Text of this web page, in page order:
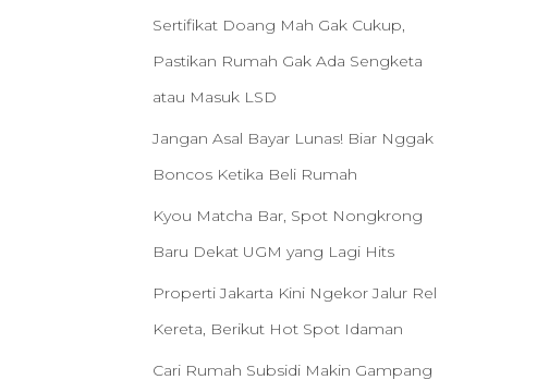
Sertifikat Doang Mah Gak Cukup,
Pastikan Rumah Gak Ada Sengketa
atau Masuk LSD
Jangan Asal Bayar Lunas! Biar Nggak
Boncos Ketika Beli Rumah
Kyou Matcha Bar, Spot Nongkrong
Baru Dekat UGM yang Lagi Hits
Properti Jakarta Kini Ngekor Jalur Rel
Kereta, Berikut Hot Spot Idaman
Cari Rumah Subsidi Makin Gampang